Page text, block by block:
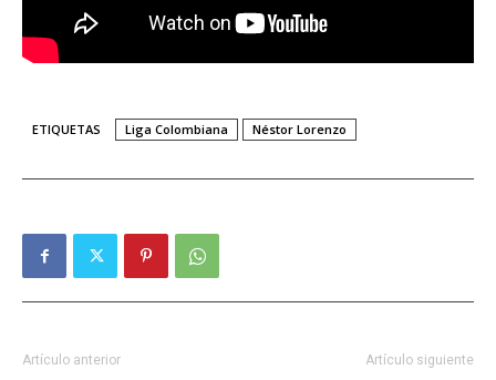
ETIQUETAS Liga Colombiana Néstor Lorenzo
Artículo anterior Artículo siguiente